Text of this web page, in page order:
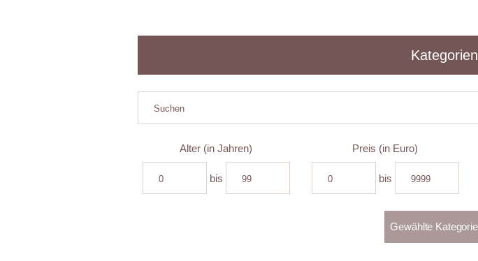
Kategorien
Alter (in Jahren)
bis
Preis (in Euro)
bis